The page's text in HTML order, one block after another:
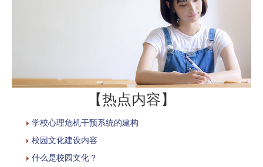
【热点内容】
学校心理危机干预系统的建构
校园文化建设内容
什么是校园文化？